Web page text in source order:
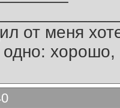
от меня
одно: